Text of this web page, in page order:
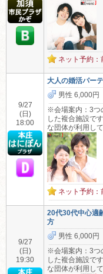
ネット予約
9/27
(日)
18:00
大人の婚活パー
男性 6,000円
※会場案内：3つ
した複合施設で
な団体が利用して
ネット予約
9/27
(日)
19:30
20代30代中心適
方
男性 6,000円
※会場案内：3つ
した複合施設で
な団体が利用して